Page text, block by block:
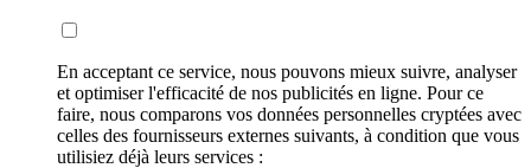
En acceptant ce service, nous pouvons mieux suivre, analyser
et optimiser l'efficacité de nos publicités en ligne. Pour ce
faire, nous comparons vos données personnelles cryptées avec
celles des fournisseurs externes suivants, à condition que vous
utilisiez déjà leurs services :